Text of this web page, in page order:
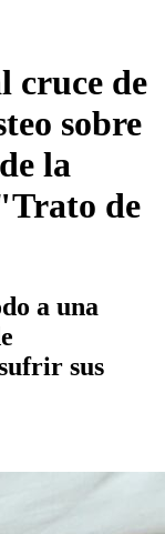
cruce de
sobre
la
de
a una
sus